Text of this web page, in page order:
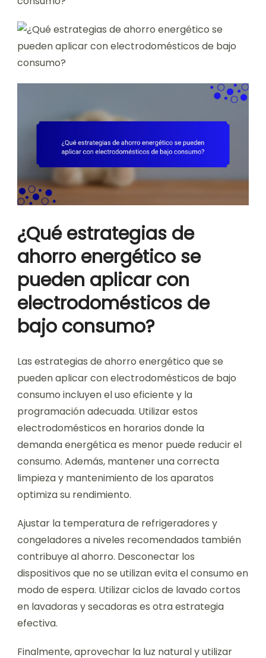
¿Qué estrategias de
ahorro energético se
pueden aplicar con
electrodomésticos de
bajo consumo?
Las estrategias de ahorro energético que se
pueden aplicar con electrodomésticos de bajo
consumo incluyen el uso eficiente y la
programación adecuada. Utilizar estos
electrodomésticos en horarios donde la
demanda energética es menor puede reducir el
consumo. Además, mantener una correcta
limpieza y mantenimiento de los aparatos
optimiza su rendimiento.
Ajustar la temperatura de refrigeradores y
congeladores a niveles recomendados también
contribuye al ahorro. Desconectar los
dispositivos que no se utilizan evita el consumo en
modo de espera. Utilizar ciclos de lavado cortos
en lavadoras y secadoras es otra estrategia
efectiva.
Finalmente, aprovechar la luz natural y utilizar